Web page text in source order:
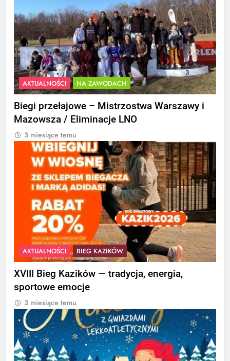
AKTUALNOŚCI NA ZAWODACH
Biegi przełajowe – Mistrzostwa Warszawy i
Mazowsza / Eliminacje LNO
3 miesiące temu
AKTUALNOŚCI BIEG KAZIKÓW
XVIII Bieg Kazików — tradycja, energia,
sportowe emocje
3 miesiące temu